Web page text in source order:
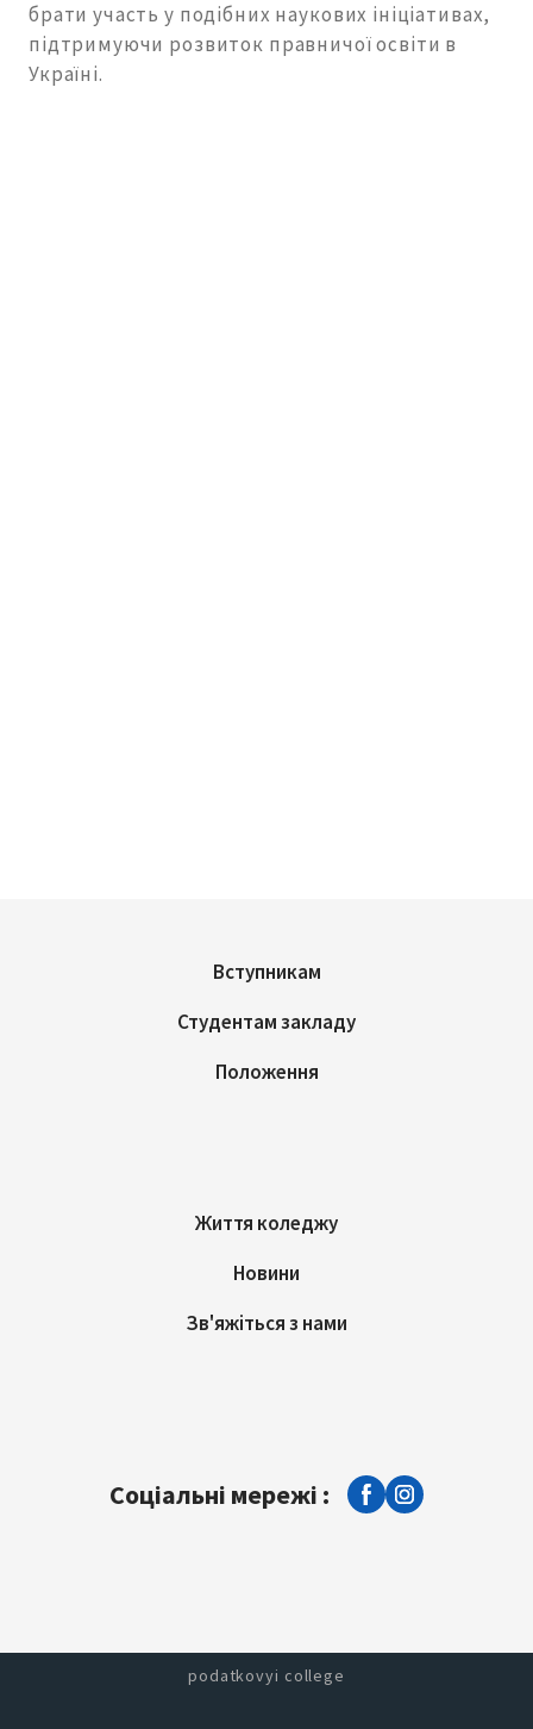
брати участь у подібних наукових ініціативах,
підтримуючи розвиток правничої освіти в
Україні.
Вступникам
Студентам закладу
Положення
Життя коледжу
Новини
Зв'яжіться з нами
Соціальні мережі :
podatkovyi college